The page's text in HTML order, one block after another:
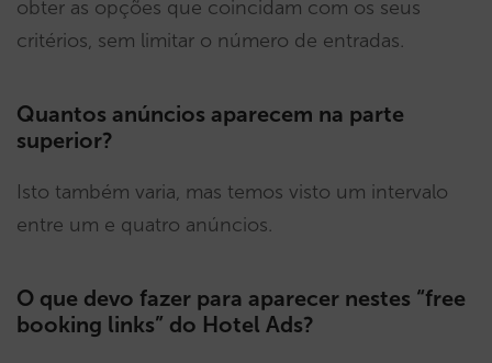
obter as opções que coincidam com os seus
critérios, sem limitar o número de entradas.
Quantos anúncios aparecem na parte
superior?
Isto também varia, mas temos visto um intervalo
entre um e quatro anúncios.
O que devo fazer para aparecer nestes “free
booking links” do Hotel Ads?